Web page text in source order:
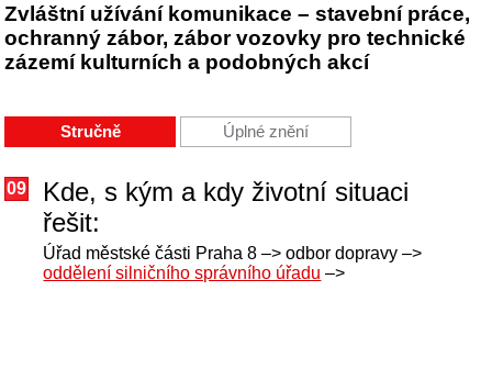
Zvláštní užívání komunikace – stavební práce,
ochranný zábor, zábor vozovky pro technické
zázemí kulturních a podobných akcí
Stručně Úplné znění
09
Kde, s kým a kdy životní situaci
řešit:
Úřad městské části Praha 8 –> odbor dopravy –>
oddělení silničního správního úřadu –>